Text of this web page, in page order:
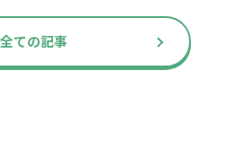
全ての記事